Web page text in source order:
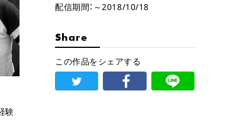
験
配信期間：～2018/10/18
Share
この作品をシェアする